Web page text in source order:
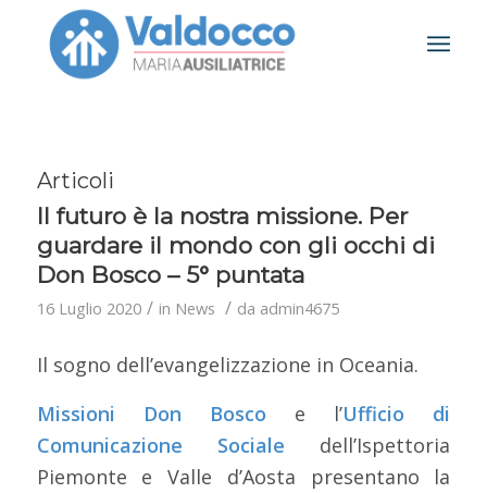
Articoli
Il futuro è la nostra missione. Per
guardare il mondo con gli occhi di
Don Bosco – 5° puntata
16 Luglio 2020 / in News / da admin4675
Il sogno dell’evangelizzazione in Oceania.
Missioni Don Bosco e l’Ufficio di
Comunicazione Sociale dell’Ispettoria
Piemonte e Valle d’Aosta presentano la